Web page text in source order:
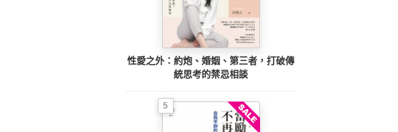
性愛之外：約炮、婚姻、第三者，打破傳
統思考的禁忌相談
5